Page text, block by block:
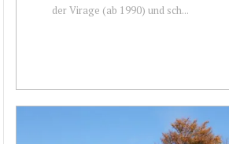
der Virage (ab 1990) und sch...